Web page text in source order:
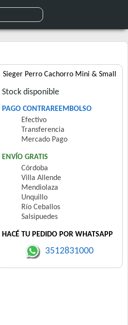
Sieger Perro Cachorro Mini & Small
Stock disponible
PAGO CONTRAREEMBOLSO
Efectivo
Transferencia
Mercado Pago
ENVÍO GRATIS
Córdoba
Villa Allende
Mendiolaza
Unquillo
Río Ceballos
Salsipuedes
HACÉ TU PEDIDO POR WHATSAPP
3512831000